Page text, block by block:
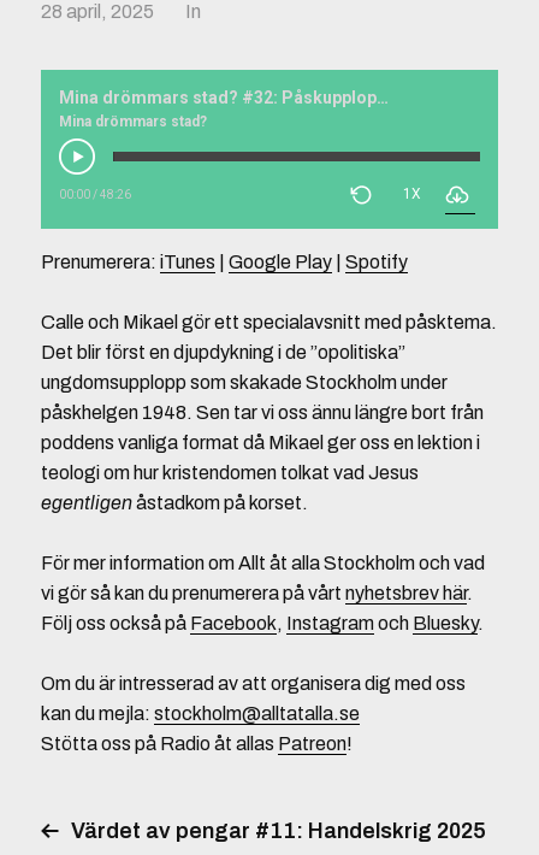
28 april, 2025 In
Mina drömmars stad? #32: Påskupplopp och försoning
Mina drömmars stad?
00:00/48:26 1X
Prenumerera: iTunes Google Play| Spotify
Calle och Mikael gör ett specialavsnitt med påsktema.
Det blir först en djupdykning i de ”opolitiska”
ungdomsupplopp som skakade Stockholm under
påskhelgen 1948. Sen tar vi oss ännu längre bort från
poddens vanliga format då Mikael ger oss en lektion i
teologi om hur kristendomen tolkat vad Jesus
egentligenåstadkom på korset.
För mer information om Allt åt alla Stockholm och vad
vi gör så kan du prenumerera på vårt nyhetsbrev här.
Följ oss också på Facebook, Instagramoch Bluesky.
Om du är intresserad av att organisera dig med oss
kan du mejla: stockholm@alltatalla.se
Stötta oss på Radio åt allas Patreon!
Värdet av pengar #11: Handelskrig 2025